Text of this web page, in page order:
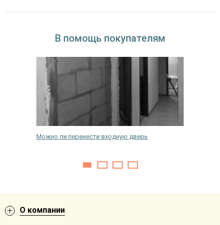
В помощь покупателям
Можно ли перенести входную дверь
О компании